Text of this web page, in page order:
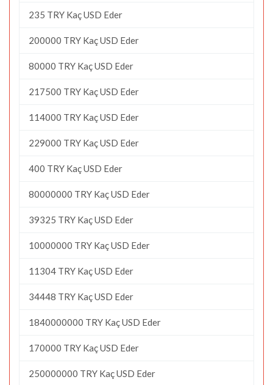
235 TRY Kaç USD Eder
200000 TRY Kaç USD Eder
80000 TRY Kaç USD Eder
217500 TRY Kaç USD Eder
114000 TRY Kaç USD Eder
229000 TRY Kaç USD Eder
400 TRY Kaç USD Eder
80000000 TRY Kaç USD Eder
39325 TRY Kaç USD Eder
10000000 TRY Kaç USD Eder
11304 TRY Kaç USD Eder
34448 TRY Kaç USD Eder
1840000000 TRY Kaç USD Eder
170000 TRY Kaç USD Eder
250000000 TRY Kaç USD Eder